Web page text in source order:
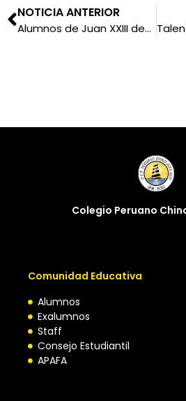
NOTICIA ANTERIOR
Alumnos de Juan XXIII destacan en concurso literario
Colegio Peruano
Comunidad Educativa
Alumnos
Exalumnos
Staff
Consejo Estudiantil
APAFA